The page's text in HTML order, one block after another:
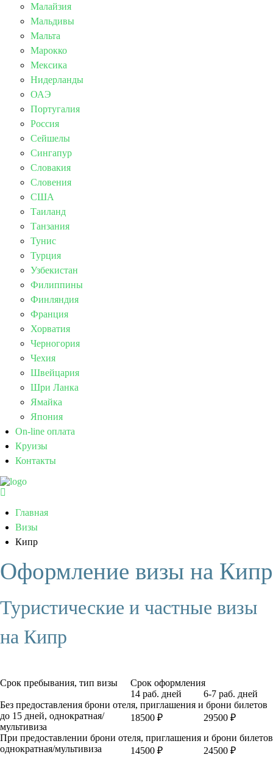
Малайзия
Мальдивы
Мальта
Марокко
Мексика
Нидерланды
ОАЭ
Португалия
Россия
Сейшелы
Сингапур
Словакия
Словения
США
Таиланд
Танзания
Тунис
Турция
Узбекистан
Филиппины
Финляндия
Франция
Хорватия
Черногория
Чехия
Швейцария
Шри Ланка
Ямайка
Япония
On-line оплата
Круизы
Контакты
Главная
Визы
Кипр
Оформление визы на Кипр
Туристические и частные визы
на Кипр
Срок пребывания, тип визы
Срок оформления
14 раб. дней
6-7 раб. дней
Без предоставления брони отеля, приглашения и брони билетов
до 15 дней, однократная/
мультивиза
18500 ₽
29500 ₽
При предоставлении брони отеля, приглашения и брони билетов
однократная/мультивиза
14500 ₽ 24500 ₽